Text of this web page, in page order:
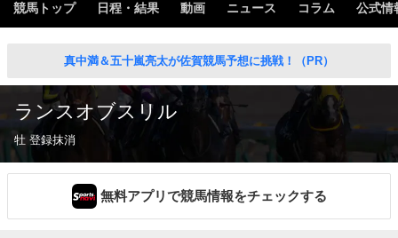
競馬トップ 日程・結果 動画 ニュース コラム 公式情
真中満＆五十嵐亮太が佐賀競馬予想に挑戦！（PR）
ランスオブスリル
牡 登録抹消
無料アプリで競馬情報をチェックする